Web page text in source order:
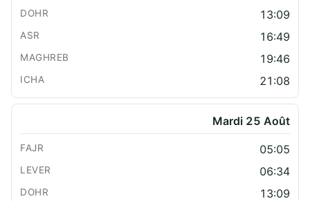
13:09
16:49
19:46
21:08
Mardi 25 Août
05:05
06:34
13:09